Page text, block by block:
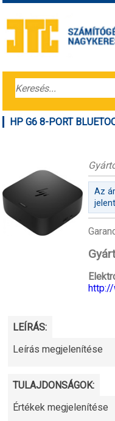
HP G6 8-PORT
Az
LEÍRÁS:
Leírás megjelenítése
TULAJDONSÁGOK:
Értékek megjelenítése